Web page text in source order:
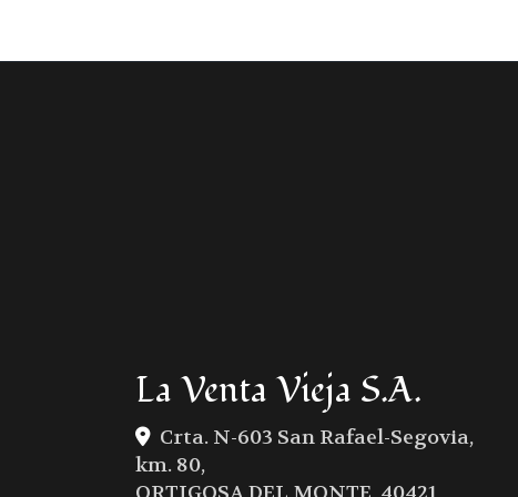
La Venta Vieja S.A.
Crta. N-603 San Rafael-Segovia,
km. 80,